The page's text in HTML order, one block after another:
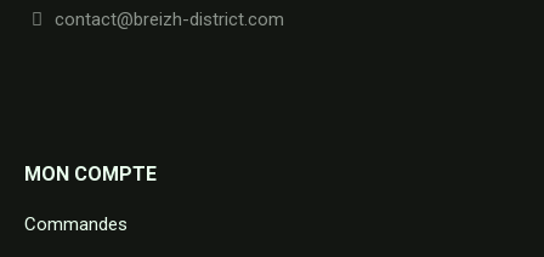
contact@breizh-district.com
MON COMPTE
Commandes